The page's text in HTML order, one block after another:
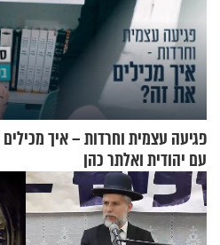
פגיעה עצמית וחרדות – איך
עם יהודית ואלתר כהן